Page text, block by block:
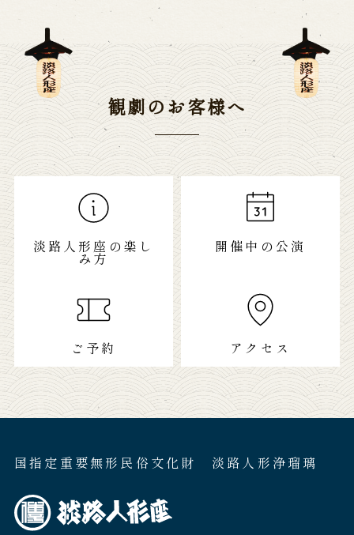
観劇のお客様へ
淡路人形座の楽し
み方
開催中の公演
ご予約 アクセス
国指定重要無形民俗文化財 淡路人形浄瑠璃